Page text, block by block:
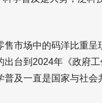
售市场中的码洋比重呈
出台到2024年《政府
普及一直是国家与社会